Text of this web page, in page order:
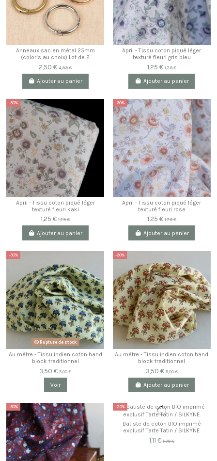
Anneaux sac en métal 25mm
(coloris au choix) Lot de 2
2,50 €4,99 €
Ajouter au panier
April - Tissu coton piqué léger
texturé fleuri gris bleu
1,25 €1,79 €
Ajouter au panier
-30%
April - Tissu coton piqué léger
texturé fleuri kaki
1,25 €1,79 €
Ajouter au panier
-30%
April - Tissu coton piqué léger
texturé fleuri rose
1,25 €1,79 €
Ajouter au panier
-30%
Rupture de stock
Au mètre - Tissu indien coton hand
block traditionnel
3,50 €5,00 €
Voir
-30%
Au mètre - Tissu indien coton hand
block traditionnel
3,50 €5,00 €
Ajouter au panier
-30% -20%
Batiste de coton BIO imprimé
exclusif Tarte Tatin / SILKYNE
1,11 €1,39 €